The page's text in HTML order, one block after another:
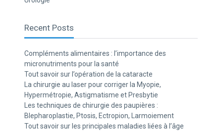
Recent Posts
Compléments alimentaires : l’importance des
micronutriments pour la santé
Tout savoir sur l’opération de la cataracte
La chirurgie au laser pour corriger la Myopie,
Hypermétropie, Astigmatisme et Presbytie
Les techniques de chirurgie des paupières :
Blepharoplastie, Ptosis, Ectropion, Larmoiement
Tout savoir sur les principales maladies liées à l’âge